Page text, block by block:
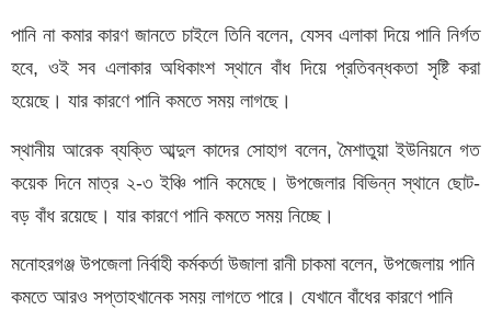
পানি না কমার কারণ জানতে চাইলে তিনি বলেন, যেসব এলাকা দিয়ে পানি নির্গত
হবে, ওই সব এলাকার অধিকাংশ স্থানে বাঁধ দিয়ে প্রতিবন্ধকতা সৃষ্টি করা
হয়েছে। যার কারণে পানি কমতে সময় লাগছে।
স্থানীয় আরেক ব্যক্তি আব্দুল কাদের সোহাগ বলেন, মৈশাতুয়া ইউনিয়নে গত
কয়েক দিনে মাত্র ২-৩ ইঞ্চি পানি কমেছে। উপজেলার বিভিন্ন স্থানে ছোট-
বড় বাঁধ রয়েছে। যার কারণে পানি কমতে সময় নিচ্ছে।
মনোহরগঞ্জ উপজেলা নির্বাহী কর্মকর্তা উজালা রানী চাকমা বলেন, উপজেলায় পানি
কমতে আরও সপ্তাহখানেক সময় লাগতে পারে। যেখানে বাঁধের কারণে পানি